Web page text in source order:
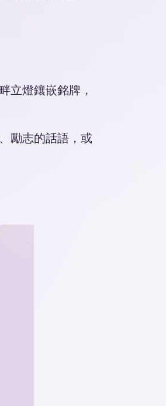
立燈鑲嵌銘牌，
勵志的話語，或